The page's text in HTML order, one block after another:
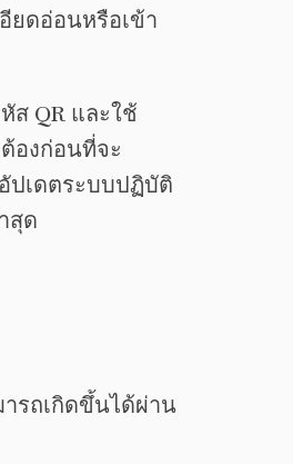
ยดอ่อนหรือเข้า
ส QR และใช้
องก่อนที่จะ
ปเดตระบบปฏิบัติ
สุด
รถเกิดขึ้นได้ผ่าน